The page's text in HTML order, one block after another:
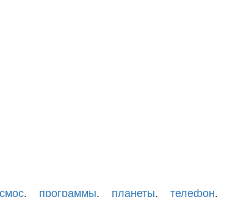
, программы, планеты, телефон,